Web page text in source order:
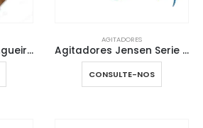
Enrolador com mangueira de gás
AGITADORES
Agitadores Jensen Serie 800/900
CONSULTE-NOS